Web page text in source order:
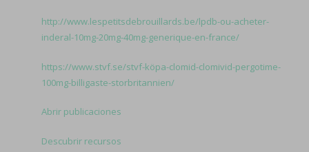
http://www.lespetitsdebrouillards.be/lpdb-ou-acheter-
inderal-10mg-20mg-40mg-generique-en-france/
https://www.stvf.se/stvf-köpa-clomid-clomivid-pergotime-
100mg-billigaste-storbritannien/
Abrir publicaciones
Descubrir recursos